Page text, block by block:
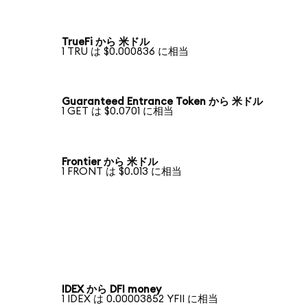
TrueFi から 米ドル
1 TRU は $0.000836 に相当
Guaranteed Entrance Token から 米ドル
1 GET は $0.0701 に相当
Frontier から 米ドル
1 FRONT は $0.013 に相当
IDEX から DFI money
1 IDEX は 0.00003852 YFII に相当